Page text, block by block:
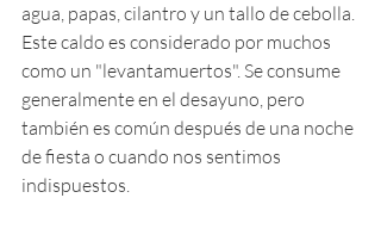
agua, papas, cilantro y un tallo de cebolla.
Este caldo es considerado por muchos
como un "levantamuertos". Se consume
generalmente en el desayuno, pero
también es común después de una noche
de fiesta o cuando nos sentimos
indispuestos.